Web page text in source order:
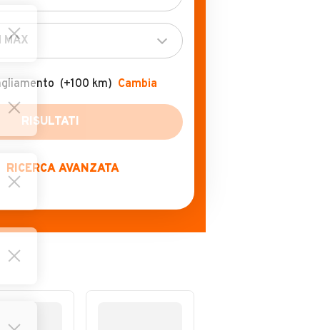
(+100 km) Cambia
RICERCA AVANZATA